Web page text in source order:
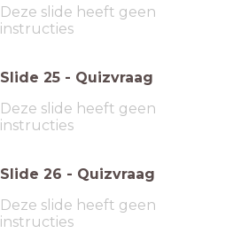
Deze slide heeft geen
instructies
Slide 25 - Quizvraag
Deze slide heeft geen
instructies
Slide 26 - Quizvraag
Deze slide heeft geen
instructies